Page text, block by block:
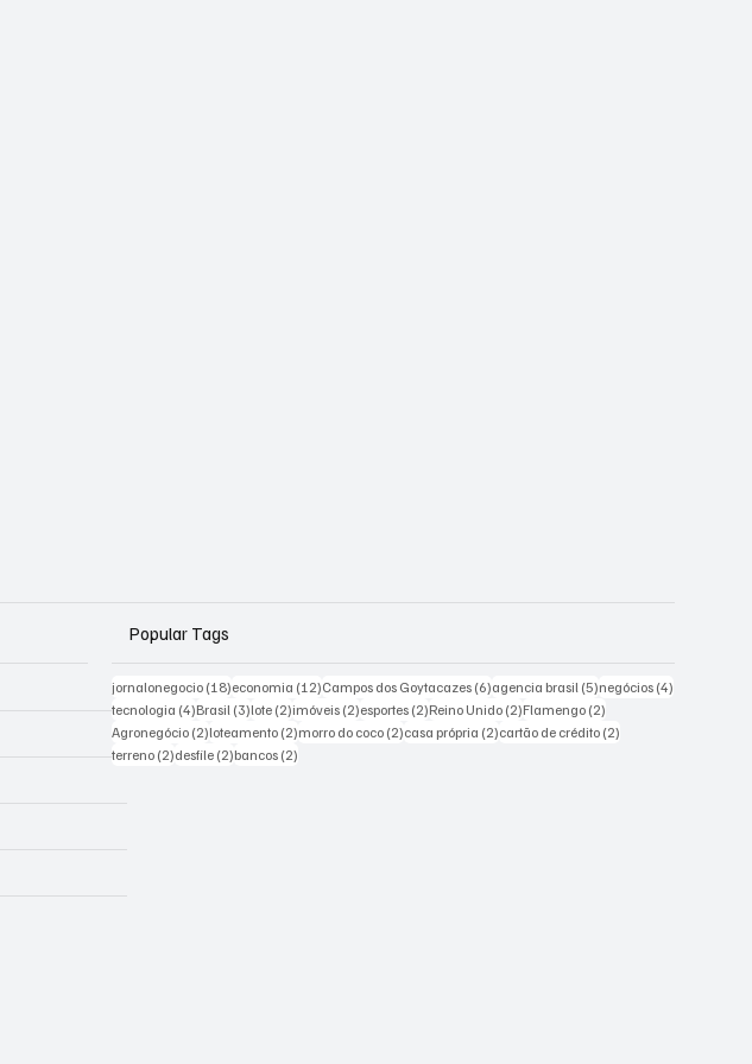
Popular Tags
jornalonegocio (18)18 posts
economia (12)12 posts
Campos dos Goytacazes (6)6 posts
agencia brasil (5)5 posts
negócios (4)
tecnologia (4)4 posts
Brasil (3)3 posts
lote (2)2 posts
imóveis (2)2 posts
esportes (2)2 posts
Reino Unido (2)2 posts
Flamengo (2)
Agronegócio (2)2 posts
loteamento (2)2 posts
morro do coco (2)2 posts
casa própria (2)2 posts
cartão de crédito (2)
terreno (2)2 posts
desfile (2)2 posts
bancos (2)